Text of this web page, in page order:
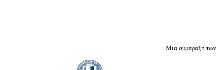
Μια σύμπραξη των